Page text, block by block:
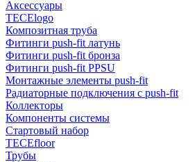
Аксессуары
TECElogo
Композитная труба
Фитинги push-fit латунь
Фитинги push-fit бронза
Фитинги push-fit PPSU
Монтажные элементы push-fit
Радиаторные подключения с push-fit
Коллекторы
Компоненты системы
Стартовый набор
TECEfloor
Трубы